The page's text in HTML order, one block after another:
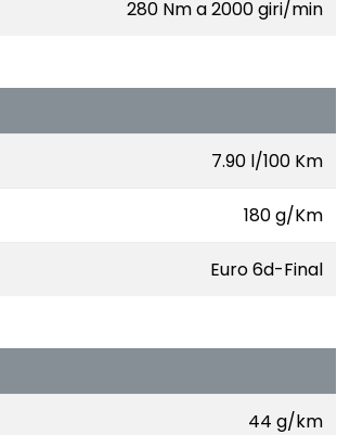
280 Nm a 2000 giri/min
7.90 l/100 Km
180 g/Km
Euro 6d-Final
44 g/km